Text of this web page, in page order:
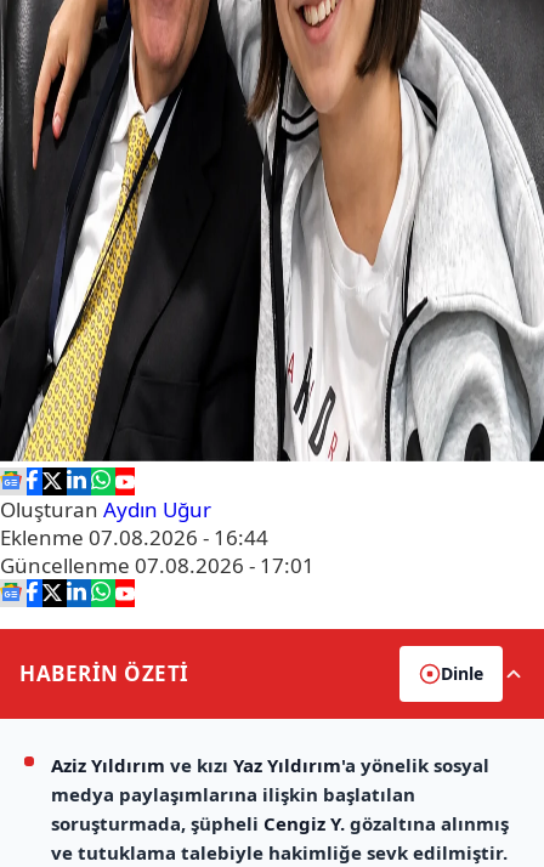
Oluşturan Aydın Uğur
Eklenme 07.08.2026 - 16:44
Güncellenme 07.08.2026 - 17:01
HABERİN ÖZETİ Dinle
Aziz Yıldırım ve kızı Yaz Yıldırım'a yönelik sosyal
medya paylaşımlarına ilişkin başlatılan
soruşturmada, şüpheli Cengiz Y. gözaltına alınmış
ve tutuklama talebiyle hakimliğe sevk edilmiştir.